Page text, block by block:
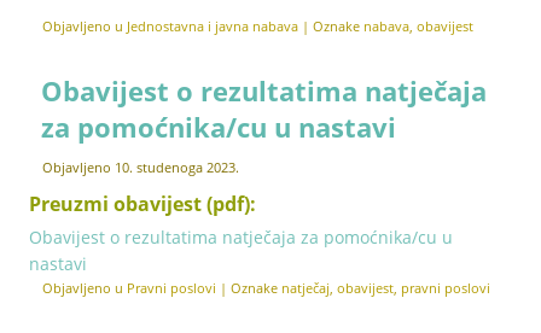
Objavljeno u Jednostavna i javna nabava |Oznake nabava,obavijest
Obavijest o rezultatima natječaja
za pomoćnika/cu u nastavi
Objavljeno 10. studenoga 2023.
Preuzmi obavijest (pdf):
Obavijest o rezultatima natječaja za pomoćnika/cu u
nastavi
Objavljeno u Pravni poslovi |Oznake natječaj,obavijest, pravni poslovi